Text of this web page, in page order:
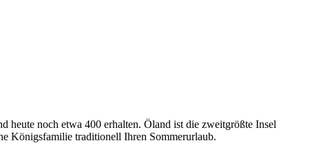
heute noch etwa 400 erhalten. Öland ist die zweitgrößte Insel
Königsfamilie traditionell Ihren Sommerurlaub.